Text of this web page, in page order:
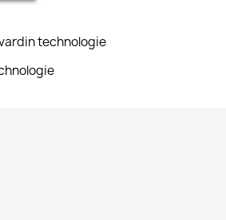
technologie